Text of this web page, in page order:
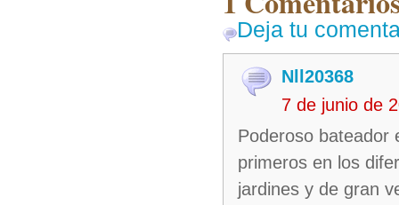
Deja tu
Nll20368
7 de junio de
Poderoso bateador
primeros en los
jardines y de gran